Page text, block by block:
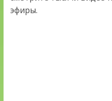
эфиры.